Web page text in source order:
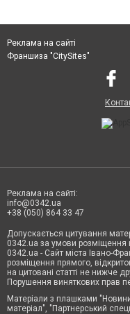
Реклама на сайті
Франшиза "CitySites"
Реклама на сайті:
info@0342.ua
+38 (050) 864 33 47
Допускається цитування
0342.ua за умови розміщення
0342.ua - Сайт міста Івано-
розміщення прямого,
на цитовані статті не нижче
Порушення виняткових прав
Матеріали з плашками
матеріал", "Партнерський